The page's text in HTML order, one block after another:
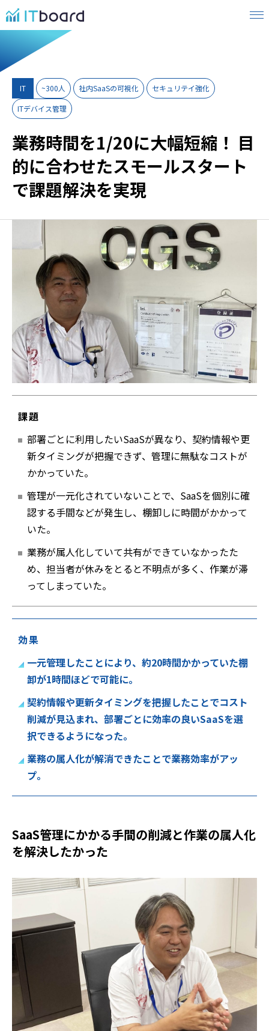
IT ~300人 社内SaaSの可視化
セキュリテイ強化
ITデバイス管理
業務時間を1/20に大幅短縮！ 目
的に合わせたスモールスタート
で課題解決を実現
課題
部署ごとに利用したいSaaSが異なり、契約情報や更
新タイミングが把握できず、管理に無駄なコストが
かかっていた。
管理が一元化されていないことで、SaaSを個別に確
認する手間などが発生し、棚卸しに時間がかかって
いた。
業務が属人化していて共有ができていなかったた
め、担当者が休みをとると不明点が多く、作業が滞
ってしまっていた。
効果
一元管理したことにより、約20時間かかっていた棚
卸が1時間ほどで可能に。
契約情報や更新タイミングを把握したことでコスト
削減が見込まれ、部署ごとに効率の良いSaaSを選
択できるようになった。
業務の属人化が解消できたことで業務効率がアッ
プ。
SaaS管理にかかる手間の削減と作業の属人化
を解決したかった